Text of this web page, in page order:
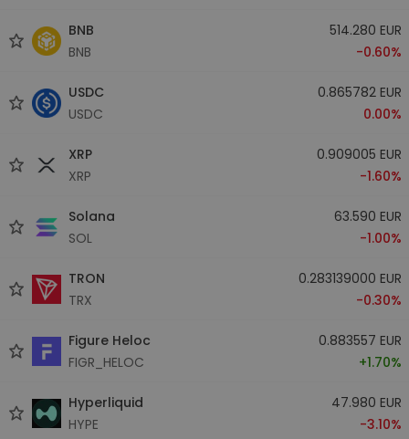
BNB
BNB
514.280 EUR
-0.60%
USDC
USDC
0.865782 EUR
0.00%
XRP
XRP
0.909005 EUR
-1.60%
Solana
SOL
63.590 EUR
-1.00%
TRON
TRX
0.283139000 EUR
-0.30%
Figure Heloc
FIGR_HELOC
0.883557 EUR
+1.70%
Hyperliquid
HYPE
47.980 EUR
-3.10%